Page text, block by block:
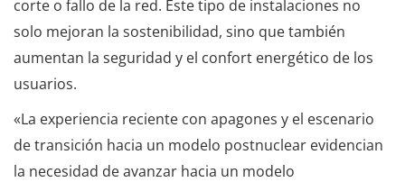
corte o fallo de la red. Este tipo de instalaciones no
solo mejoran la sostenibilidad, sino que también
aumentan la seguridad y el confort energético de los
usuarios.
«La experiencia reciente con apagones y el escenario
de transición hacia un modelo postnuclear evidencian
la necesidad de avanzar hacia un modelo